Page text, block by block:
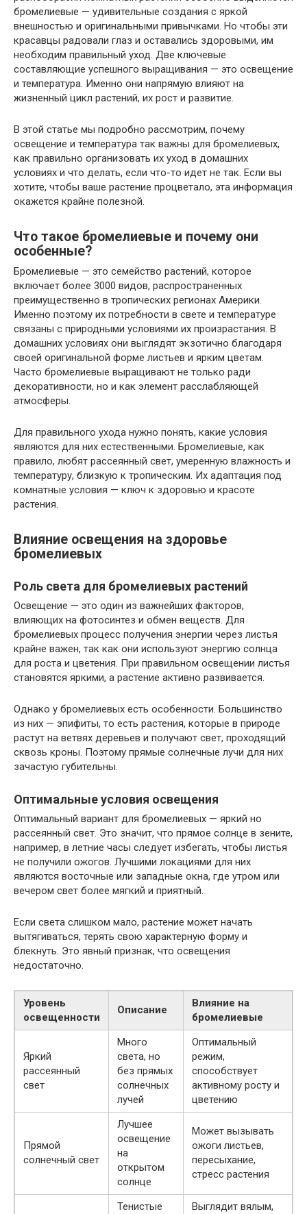
бромелиевые — удивительные создания с яркой
внешностью и оригинальными привычками. Но чтобы эти
красавцы радовали глаз и оставались здоровыми, им
необходим правильный уход. Две ключевые
составляющие успешного выращивания — это освещение
и температура. Именно они напрямую влияют на
жизненный цикл растений, их рост и развитие.
В этой статье мы подробно рассмотрим, почему
освещение и температура так важны для бромелиевых,
как правильно организовать их уход в домашних
условиях и что делать, если что-то идет не так. Если вы
хотите, чтобы ваше растение процветало, эта информация
окажется крайне полезной.
Что такое бромелиевые и почему они
особенные?
Бромелиевые — это семейство растений, которое
включает более 3000 видов, распространенных
преимущественно в тропических регионах Америки.
Именно поэтому их потребности в свете и температуре
связаны с природными условиями их произрастания. В
домашних условиях они выглядят экзотично благодаря
своей оригинальной форме листьев и ярким цветам.
Часто бромелиевые выращивают не только ради
декоративности, но и как элемент расслабляющей
атмосферы.
Для правильного ухода нужно понять, какие условия
являются для них естественными. Бромелиевые, как
правило, любят рассеянный свет, умеренную влажность и
температуру, близкую к тропическим. Их адаптация под
комнатные условия — ключ к здоровью и красоте
растения.
Влияние освещения на здоровье
бромелиевых
Роль света для бромелиевых растений
Освещение — это один из важнейших факторов,
влияющих на фотосинтез и обмен веществ. Для
бромелиевых процесс получения энергии через листья
крайне важен, так как они используют энергию солнца
для роста и цветения. При правильном освещении листья
становятся яркими, а растение активно развивается.
Однако у бромелиевых есть особенности. Большинство
из них — эпифиты, то есть растения, которые в природе
растут на ветвях деревьев и получают свет, проходящий
сквозь кроны. Поэтому прямые солнечные лучи для них
зачастую губительны.
Оптимальные условия освещения
Оптимальный вариант для бромелиевых — яркий но
рассеянный свет. Это значит, что прямое солнце в зените,
например, в летние часы следует избегать, чтобы листья
не получили ожогов. Лучшими локациями для них
являются восточные или западные окна, где утром или
вечером свет более мягкий и приятный.
Если света слишком мало, растение может начать
вытягиваться, терять свою характерную форму и
блекнуть. Это явный признак, что освещения
недостаточно.
Уровень
освещенности
Описание
Влияние на
бромелиевые
Яркий
рассеянный
свет
Много
света, но
без прямых
солнечных
лучей
Оптимальный
режим,
способствует
активному росту и
цветению
Прямой
солнечный свет
Лучшее
освещение
на
открытом
солнце
Может вызывать
ожоги листьев,
пересыхание,
стресс растения
Тенистые Выглядит вялым,